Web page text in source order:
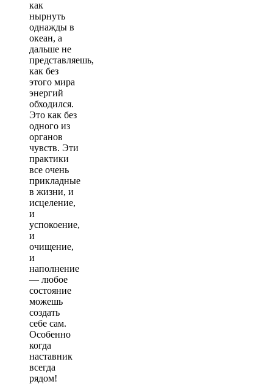
как
нырнуть
однажды в
океан, а
дальше не
представляешь,
как без
этого мира
энергий
обходился.
Это как без
одного из
органов
чувств. Эти
практики
все очень
прикладные
в жизни, и
исцеление,
и
успокоение,
и
очищение,
и
наполнение
— любое
состояние
можешь
создать
себе сам.
Особенно
когда
наставник
всегда
рядом!